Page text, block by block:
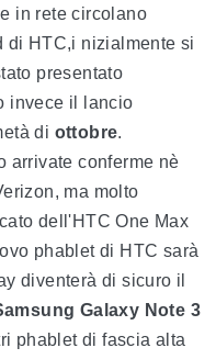
in rete circolano
di HTC,i nizialmente si
presentato
invece il lancio
di ottobre.
arrivate conferme nè
ma molto
dell'HTC One Max
phablet di HTC sarà
diventerà di sicuro il
Galaxy Note 3
phablet di fascia alta